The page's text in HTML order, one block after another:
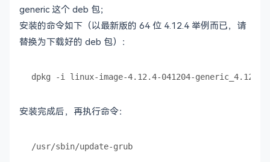
generic 这个 deb 包；
安装的命令如下（以最新版的 64 位 4.12.4 举例而已，请
替换为下载好的 deb 包）：
安装完成后，再执行命令：